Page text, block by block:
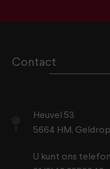
Contact
Heuvel 53
5664 HM, Geldrop
U kunt ons